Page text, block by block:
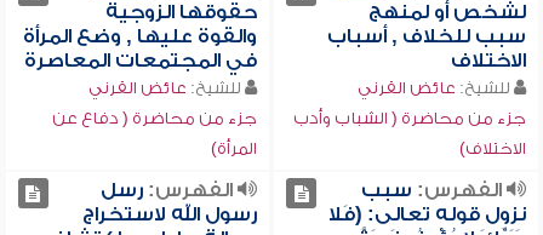
لشخص أو لمنهج
سبب للخلاف , أسباب
الاختلاف
للشيخ: عائض القرني
جزء من محاضرة ( الشباب وأدب
الاختلاف)
حقوقها الزوجية
والقوة عليها , وضع المرأة
في المجتمعات المعاصرة
للشيخ: عائض القرني
جزء من محاضرة ( دفاع عن
المرأة)
الفهرس: سبب
نزول قوله تعالى: (فَلا
الفهرس:رسل
رسول الله لاستخراج